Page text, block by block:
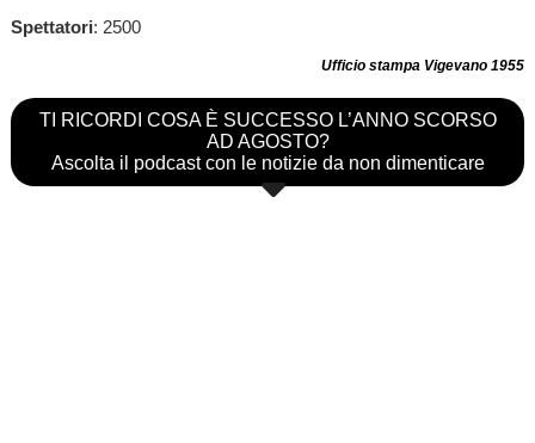
Spettatori: 2500
Ufficio stampa Vigevano 1955
TI RICORDI COSA È SUCCESSO L’ANNO SCORSO
AD AGOSTO?
Ascolta il podcast con le notizie da non dimenticare